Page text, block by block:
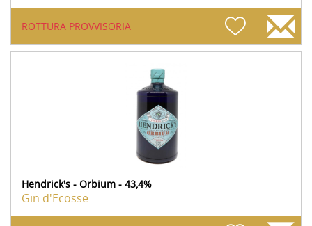
ROTTURA PROVVISORIA
Hendrick's - Orbium - 43,4%
Gin d'Ecosse